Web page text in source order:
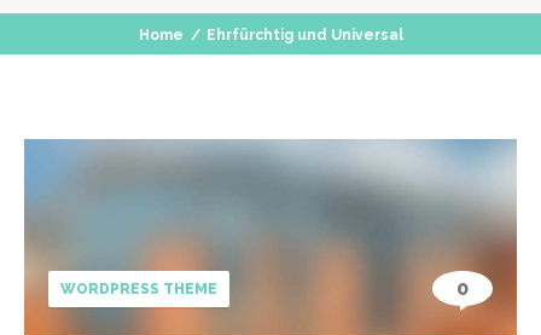
Home / Ehrfürchtig und Universal
WORDPRESS THEME 0